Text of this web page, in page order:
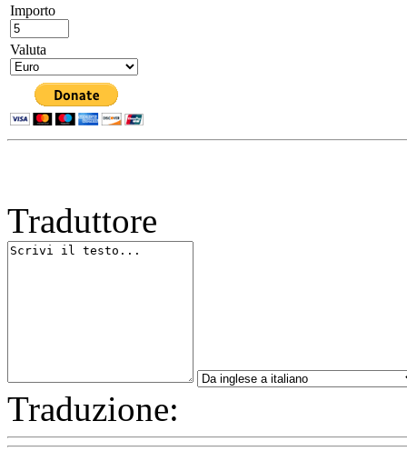
Importo
Valuta
Traduttore
Traduzione: